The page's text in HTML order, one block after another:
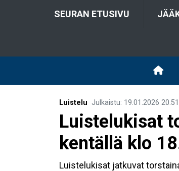
SEURAN ETUSIVU
Luistelu Julkaistu: 19.01.2026 20.51
Luistelukisat
kentällä klo
Luistelukisat jatkuvat